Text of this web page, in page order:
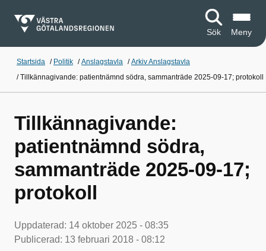
Sök Meny
Startsida / Politik /Anslagstavla /Arkiv Anslagstavla
/Tillkännagivande: patientnämnd södra, sammanträde 2025-09-17; protokoll
Tillkännagivande:
patientnämnd södra,
sammanträde 2025-09-17;
protokoll
Uppdaterad: 14 oktober 2025 - 08:35
Publicerad: 13 februari 2018 - 08:12